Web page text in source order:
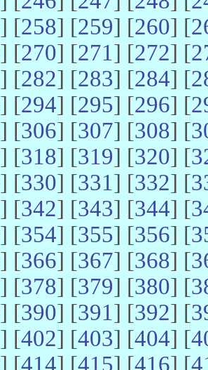
] [258] [259] [260] [
] [270] [271] [272] [
] [282] [283] [284] [
] [294] [295] [296] [
] [306] [307] [308] [
] [318] [319] [320] [
] [330] [331] [332] [
] [342] [343] [344] [
] [354] [355] [356] [
] [366] [367] [368] [
] [378] [379] [380] [
] [390] [391] [392] [
] [402] [403] [404] [
] [414] [415] [416] [